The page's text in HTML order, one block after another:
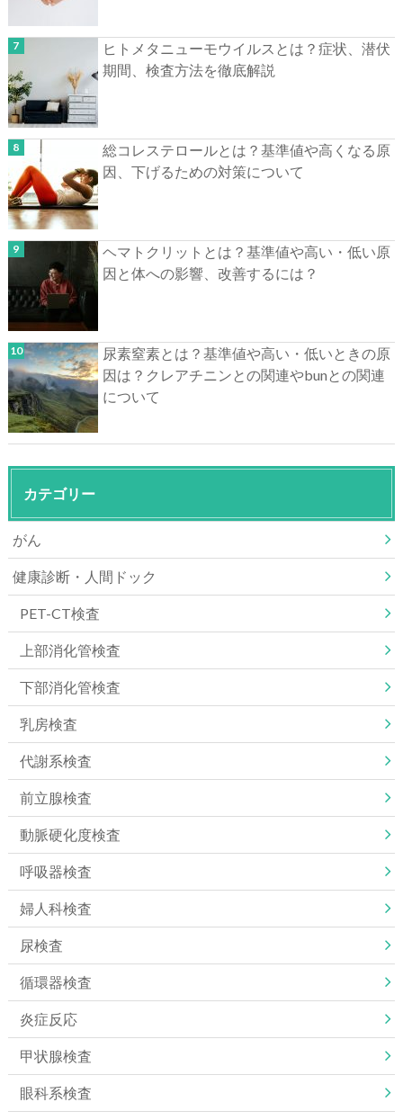
ヒトメタニューモウイルスとは？症状、潜伏
期間、検査方法を徹底解説
総コレステロールとは？基準値や高くなる原
因、下げるための対策について
ヘマトクリットとは？基準値や高い・低い原
因と体への影響、改善するには？
尿素窒素とは？基準値や高い・低いときの原
因は？クレアチニンとの関連やbunとの関連
について
カテゴリー
がん
健康診断・人間ドック
PET-CT検査
上部消化管検査
下部消化管検査
乳房検査
代謝系検査
前立腺検査
動脈硬化度検査
呼吸器検査
婦人科検査
尿検査
循環器検査
炎症反応
甲状腺検査
眼科系検査